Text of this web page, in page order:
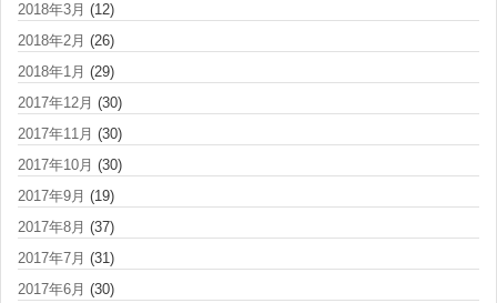
2018年3月 (12)
2018年2月 (26)
2018年1月 (29)
2017年12月 (30)
2017年11月 (30)
2017年10月 (30)
2017年9月 (19)
2017年8月 (37)
2017年7月 (31)
2017年6月 (30)